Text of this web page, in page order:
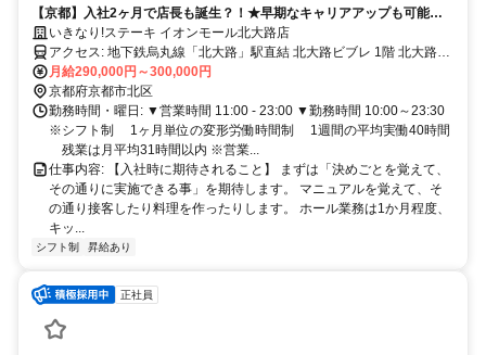
【京都】入社2ヶ月で店長も誕生？！★早期なキャリアアップも可能
【店長候補】
いきなり!ステーキ イオンモール北大路店
アクセス: 地下鉄烏丸線「北大路」駅直結 北大路ビブレ 1階 北大路駅
から24m
月給290,000円～300,000円
京都府京都市北区
勤務時間・曜日: ▼営業時間 11:00 - 23:00 ▼勤務時間 10:00～23:30
※シフト制 1ヶ月単位の変形労働時間制 1週間の平均実働40時間
残業は月平均31時間以内 ※営業...
仕事内容: 【入社時に期待されること】 まずは「決めごとを覚えて、
その通りに実施できる事」を期待します。 マニュアルを覚えて、そ
の通り接客したり料理を作ったりします。 ホール業務は1か月程度、
キッ...
シフト制 昇給あり
正社員